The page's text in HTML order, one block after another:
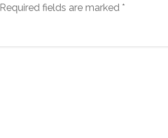
Required fields are marked *